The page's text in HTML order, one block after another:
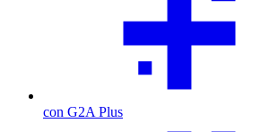
con G2A Plus